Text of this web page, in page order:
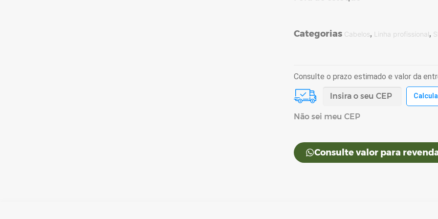
Categorias Cabelos, Linha profissional,
Consulte o prazo estimado e valor da
Não sei meu CEP
Consulte valor para